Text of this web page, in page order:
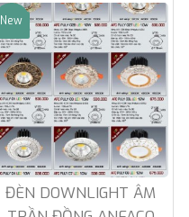
Sale
New
ĐÈN DOWNLIGHT ÂM